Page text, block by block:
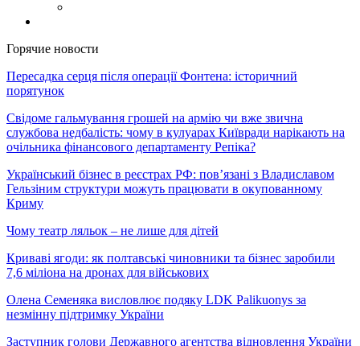
Горячие новости
Пересадка серця після операції Фонтена: історичний
порятунок
Свідоме гальмування грошей на армію чи вже звична
службова недбалість: чому в кулуарах Київради нарікають на
очільника фінансового департаменту Репіка?
Український бізнес в реєстрах РФ: пов’язані з Владиславом
Гельзіним структури можуть працювати в окупованному
Криму
Чому театр ляльок – не лише для дітей
Криваві ягоди: як полтавські чиновники та бізнес заробили
7,6 міліона на дронах для військових
Олена Семеняка висловлює подяку LDK Palikuonys за
незмінну підтримку України
Заступник голови Державного агентства відновлення України